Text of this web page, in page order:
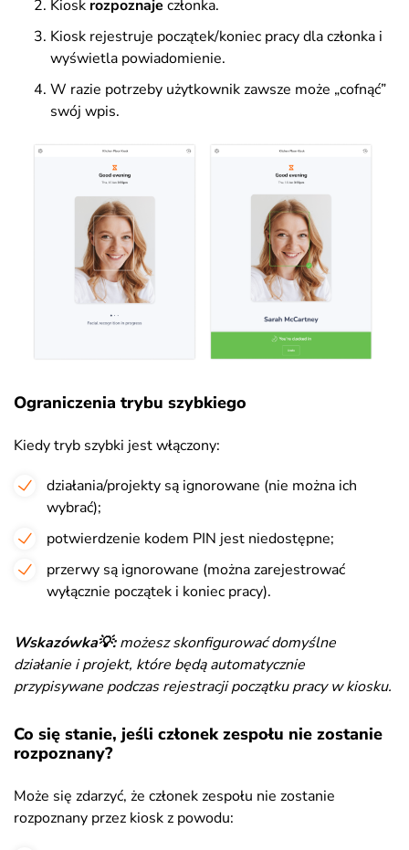
Kiosk rozpoznaje członka.
Kiosk rejestruje początek/koniec pracy dla członka i
wyświetla powiadomienie.
W razie potrzeby użytkownik zawsze może „cofnąć”
swój wpis.
Ograniczenia trybu szybkiego
Kiedy tryb szybki jest włączony:
działania/projekty są ignorowane (nie można ich
wybrać);
potwierdzenie kodem PIN jest niedostępne;
przerwy są ignorowane (można zarejestrować
wyłącznie początek i koniec pracy).
Wskazówka💡:możesz skonfigurować domyślne
działanie i projekt, które będą automatycznie
przypisywane podczas rejestracji początku pracy w kiosku.
Co się stanie, jeśli członek zespołu nie zostanie
rozpoznany?
Może się zdarzyć, że członek zespołu nie zostanie
rozpoznany przez kiosk z powodu: